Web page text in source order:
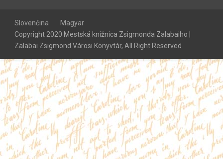
Slovenčina
Magyar
Copyright 2020 Mestská knižnica Zsigmonda Zalabaiho |
Zalabai Zsigmond Városi Könyvtár, All Right Reserved